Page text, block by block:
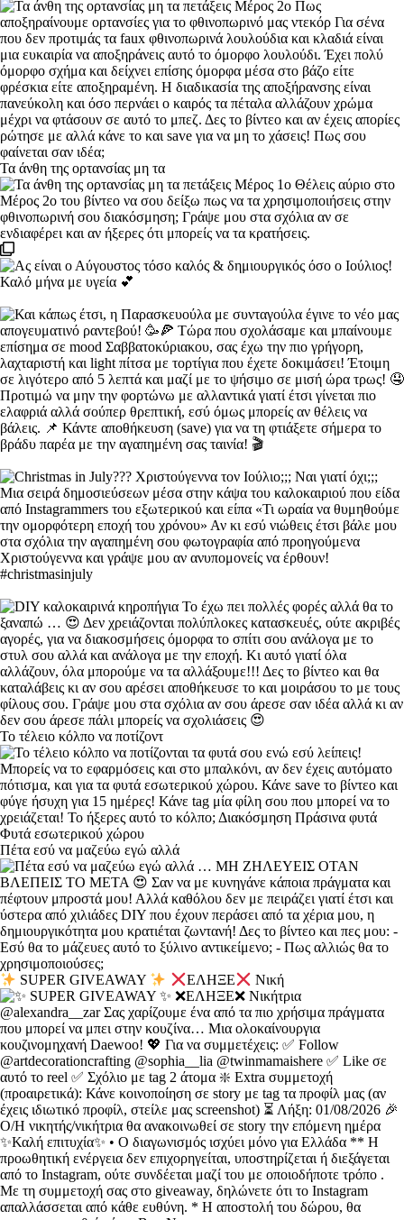
Τα άνθη της ορτανσίας μη τα
Το τέλειο κόλπο να ποτίζοντ
Πέτα εσύ να μαζεύω εγώ αλλά
SUPER GIVEAWAY ΕΛΗΞΕ Νική